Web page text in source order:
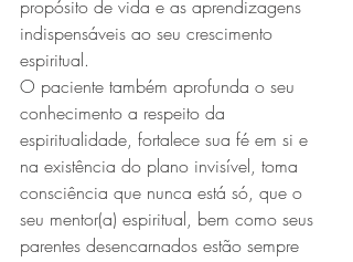
propósito de vida e as aprendizagens
indispensáveis ao seu crescimento
espiritual.
O paciente também aprofunda o seu
conhecimento a respeito da
espiritualidade, fortalece sua fé em si e
na existência do plano invisível, toma
consciência que nunca está só, que o
seu mentor(a) espiritual, bem como seus
parentes desencarnados estão sempre